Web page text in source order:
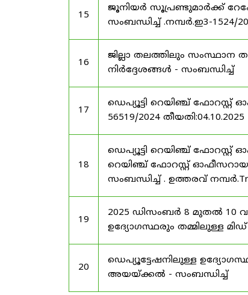
15
ജൂനിയർ സൂപ്രണ്ടുമാർക്ക്
സംബന്ധിച്ച് .നമ്പർ.ഇ3-1524/
16
ജില്ലാ തലത്തിലും സംസ്ഥാന
നിർദ്ദേശങ്ങൾ - സംബന്ധിച്ച്
17
ഡെപ്യൂട്ടി റെയിഞ്ച് ഫോറസ്റ്റ്
56519/2024 തീയതി:04.10.2025
18
ഡെപ്യൂട്ടി റെയിഞ്ച് ഫോറസ്റ്റ്
റെയിഞ്ച് ഫോറസ്റ്റ്
സംബന്ധിച്ച് . ഉത്തരവ് നമ്പർ.Trg
19
2025 ഡിസംബർ 8 മുതൽ
ഉദ്യോഗസ്ഥരും തമ്മിലുള്ള
20
ഡെപ്യൂട്ടേഷനിലുള്ള
അയയ്ക്കൽ - സംബന്ധിച്ച്